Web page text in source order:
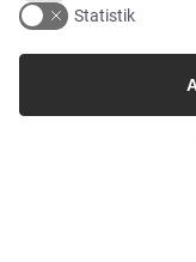
Statistik